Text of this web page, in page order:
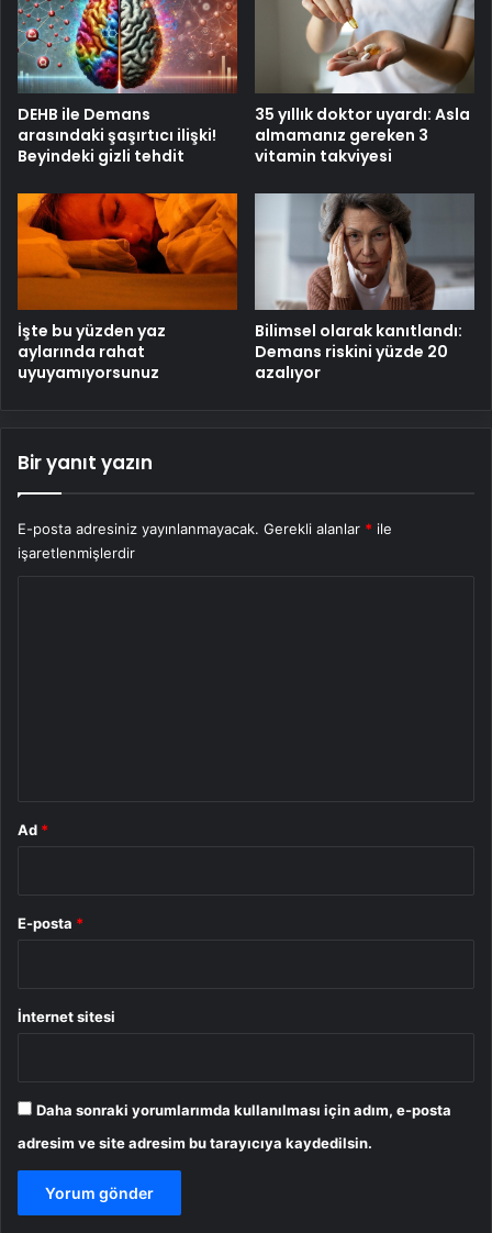
DEHB ile Demans
arasındaki şaşırtıcı ilişki!
Beyindeki gizli tehdit
35 yıllık doktor uyardı: Asla
almamanız gereken 3
vitamin takviyesi
İşte bu yüzden yaz
aylarında rahat
uyuyamıyorsunuz
Bilimsel olarak kanıtlandı:
Demans riskini yüzde 20
azalıyor
Bir yanıt yazın
E-posta adresiniz yayınlanmayacak. Gerekli alanlar * ile
işaretlenmişlerdir
Ad *
E-posta *
İnternet sitesi
Daha sonraki yorumlarımda kullanılması için adım, e-posta
adresim ve site adresim bu tarayıcıya kaydedilsin.